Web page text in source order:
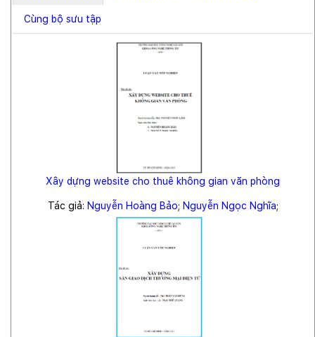
Cùng bộ sưu tập
Xây dựng website cho thuê không gian văn phòng
Tác giả: Nguyễn Hoàng Bảo; Nguyễn Ngọc Nghĩa;